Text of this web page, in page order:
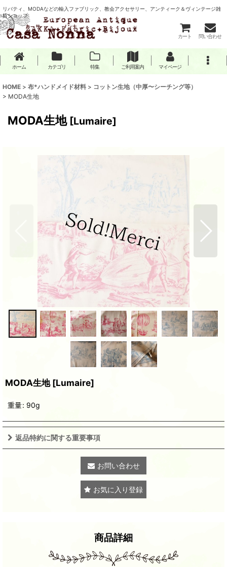
リバティ、MODAなどの輸入ファブリック、教会アクセサリー、アンティーク＆ヴィンテージ雑
貨ショップ
カート 問い合わせ
ホーム カテゴリ 特集 ご利用案内 マイページ
HOME > 布*ハンドメイド材料 > コットン生地（中厚〜シーチング等）
> MODA生地
MODA生地 [Lumaire]
MODA生地 [Lumaire]
重量: 90g
返品特約に関する重要事項
お問い合わせ
お気に入り登録
商品詳細